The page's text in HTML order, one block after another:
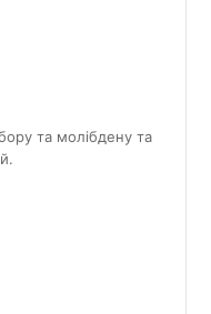
та молібдену та